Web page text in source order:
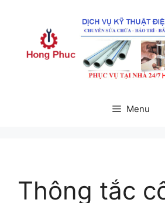
Menu
Thông tắc